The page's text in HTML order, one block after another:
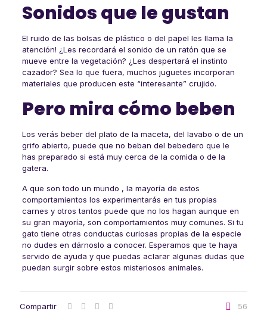
Sonidos que le gustan
El ruido de las bolsas de plástico o del papel les llama la
atención! ¿Les recordará el sonido de un ratón que se
mueve entre la vegetación? ¿Les despertará el instinto
cazador? Sea lo que fuera, muchos juguetes incorporan
materiales que producen este “interesante” crujido.
Pero mira cómo beben
Los verás beber del plato de la maceta, del lavabo o de un
grifo abierto, puede que no beban del bebedero que le
has preparado si está muy cerca de la comida o de la
gatera.
A que son todo un mundo , la mayoría de estos
comportamientos los experimentarás en tus propias
carnes y otros tantos puede que no los hagan aunque en
su gran mayoría, son comportamientos muy comunes. Si tu
gato tiene otras conductas curiosas propias de la especie
no dudes en dárnoslo a conocer. Esperamos que te haya
servido de ayuda y que puedas aclarar algunas dudas que
puedan surgir sobre estos misteriosos animales.
Compartir 56